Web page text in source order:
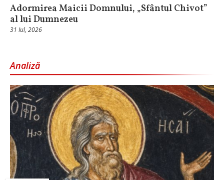
Adormirea Maicii Domnului, „Sfântul Chivot”
al lui Dumnezeu
31 Iul, 2026
Analiză